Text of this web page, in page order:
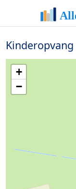
Kinderopvang
+
−